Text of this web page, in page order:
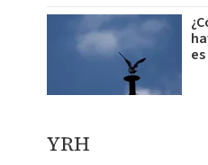
​YRH